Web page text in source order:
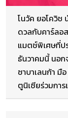
โนวัค ยอโควิช
ดวลกับคาร์ลอ
แมตช์พิเศษที่ป
ธันวาคมนี้ นอ
ซาบาเลนก้า มื
ตูนิเซียร่วมกา